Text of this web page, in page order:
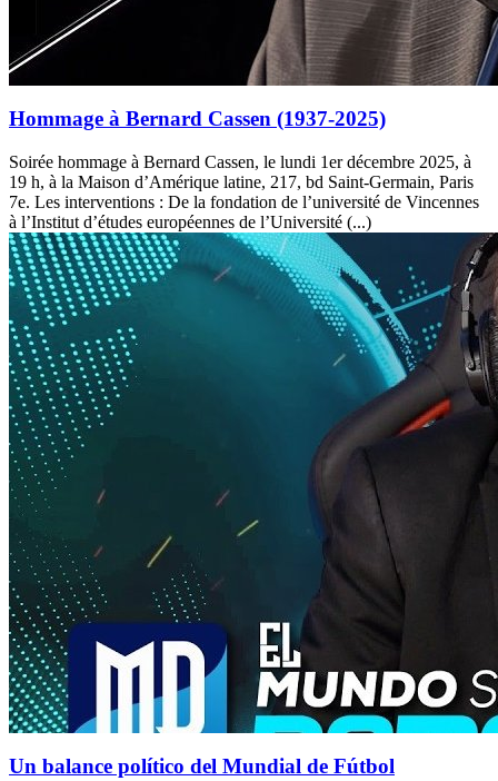
Hommage à Bernard Cassen (1937-2025)
Soirée hommage à Bernard Cassen, le lundi 1er décembre 2025, à
19 h, à la Maison d’Amérique latine, 217, bd Saint-Germain, Paris
7e. Les interventions : De la fondation de l’université de Vincennes
à l’Institut d’études européennes de l’Université (...)
Un balance político del Mundial de Fútbol